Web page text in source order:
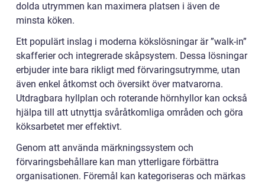
dolda utrymmen kan maximera platsen i även de
minsta köken.
Ett populärt inslag i moderna kökslösningar är ”walk-in”
skafferier och integrerade skåpsystem. Dessa lösningar
erbjuder inte bara rikligt med förvaringsutrymme, utan
även enkel åtkomst och översikt över matvarorna.
Utdragbara hyllplan och roterande hörnhyllor kan också
hjälpa till att utnyttja svåråtkomliga områden och göra
köksarbetet mer effektivt.
Genom att använda märkningssystem och
förvaringsbehållare kan man ytterligare förbättra
organisationen. Föremål kan kategoriseras och märkas